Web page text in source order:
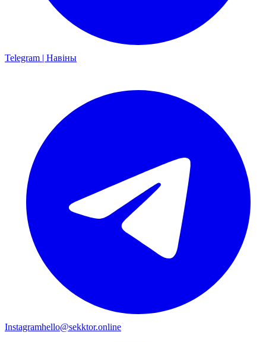
Telegram | Навіны
Instagramhello@sekktor.online